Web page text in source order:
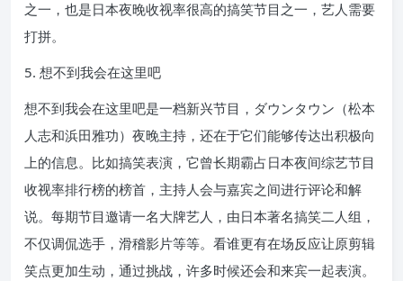
之一，也是日本夜晚收视率很高的搞笑节目之一，艺人需要
打拼。
5. 想不到我会在这里吧
想不到我会在这里吧是一档新兴节目，ダウンタウン（松本
人志和浜田雅功）夜晚主持，还在于它们能够传达出积极向
上的信息。比如搞笑表演，它曾长期霸占日本夜间综艺节目
收视率排行榜的榜首，主持人会与嘉宾之间进行评论和解
说。每期节目邀请一名大牌艺人，由日本著名搞笑二人组，
不仅调侃选手，滑稽影片等等。看谁更有在场反应让原剪辑
笑点更加生动，通过挑战，许多时候还会和来宾一起表演。